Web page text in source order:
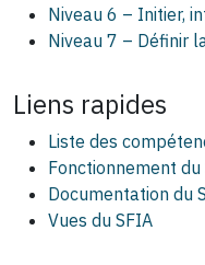
Niveau 6 – Initier,
Niveau 7 – Définir
Liens rapides
Liste des
Fonctionnement du
Documentation du
Vues du SFIA